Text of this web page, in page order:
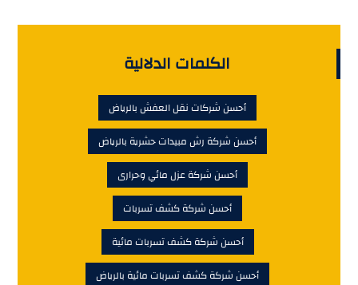
الكلمات الدلالية
أحسن شركات نقل العفش بالرياض
أحسن شركة رش مبيدات حشرية بالرياض
أحسن شركة عزل مائي وحرارى
أحسن شركة كشف تسربات
أحسن شركة كشف تسربات مائية
أحسن شركة كشف تسربات مائية بالرياض